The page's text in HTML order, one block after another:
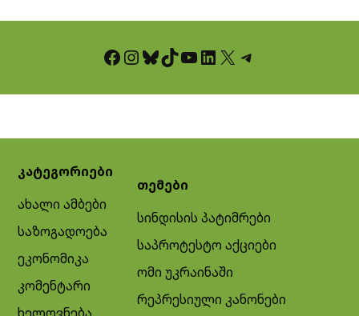
Facebook InstagramBluesky TikTok YouTube LinkedIn X Telegram
კატეგორიები
ახალი ამბები
საზოგადოება
ეკონომიკა
კომენტარი
ხელოვნება
თემები
სინდისის პატიმრები
საპროტესტო აქციები
ომი უკრაინაში
რეპრესიული კანონები